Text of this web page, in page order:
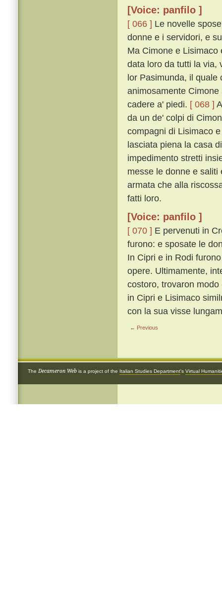
[Voice: panfilo ]
[ 066 ] Le novelle
donne e i servidori, e
Ma Cimone e
data loro da tutti la via,
lor Pasimunda, il quale
animosamente
cadere a' piedi. [ 068 ]
da un de' colpi di
compagni di Lisimaco
lasciata piena la casa
impedimento stretti
messe le donne e
armata che alla
fatti loro.
[Voice: panfilo ]
[ 070 ] E pervenuti in
furono: e sposate le
In Cipri e in Rodi
opere. Ultimamente,
costoro, trovaron
in Cipri e Lisimaco
con la sua visse
← Previous
The Decameron Web is a project of the Italian Studies Department's Virtual